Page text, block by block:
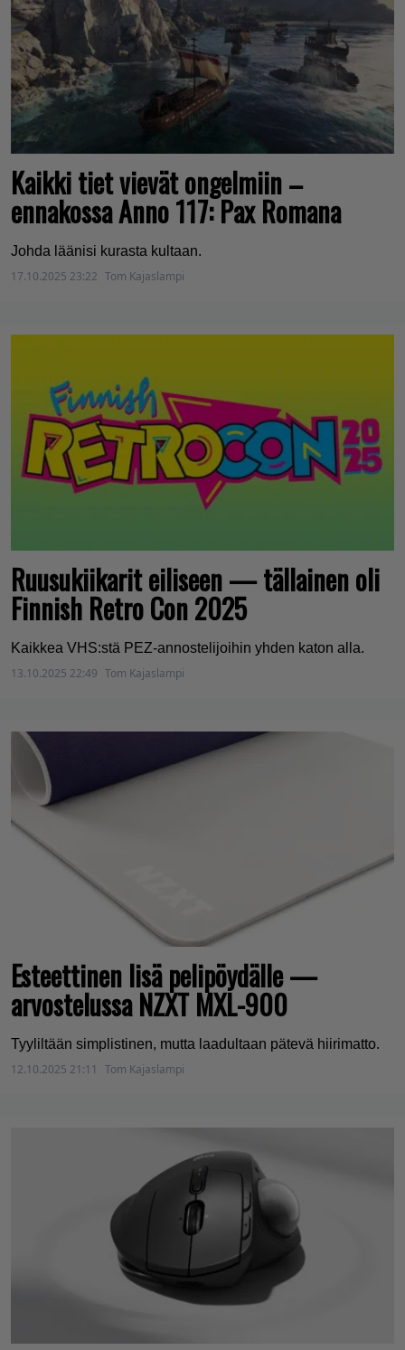
Kaikki tiet vievät ongelmiin –
ennakossa Anno 117: Pax Romana
Johda läänisi kurasta kultaan.
17.10.2025 23:22 Tom Kajaslampi
Ruusukiikarit eiliseen — tällainen oli
Finnish Retro Con 2025
Kaikkea VHS:stä PEZ-annostelijoihin yhden katon alla.
13.10.2025 22:49 Tom Kajaslampi
Esteettinen lisä pelipöydälle —
arvostelussa NZXT MXL-900
Tyyliltään simplistinen, mutta laadultaan pätevä hiirimatto.
12.10.2025 21:11
Tom Kajaslampi